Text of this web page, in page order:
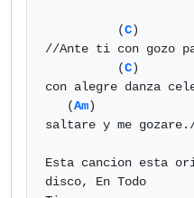
          (
C)
//Ante ti con gozo
          (
C)
con alegre danza
   (
Am)
saltare y me
Esta cancion esta
disco, En Todo